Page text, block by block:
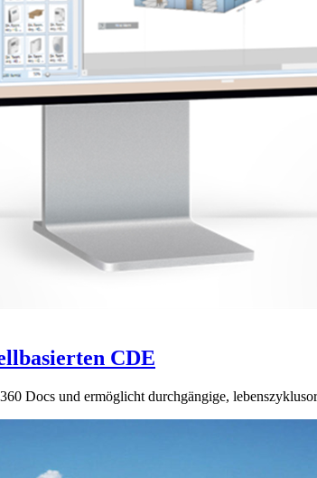
CDE
Docs und ermöglicht durchgängige,